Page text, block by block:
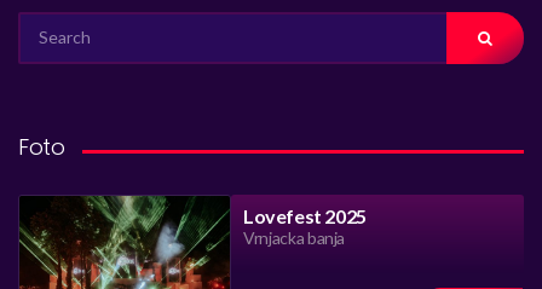
FOR:
Foto
Lovefest 2025
Vrnjacka banja